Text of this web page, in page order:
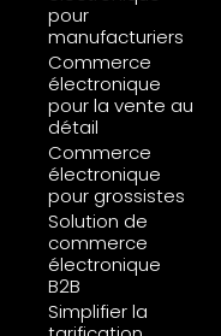
pour
manufacturiers
Commerce
électronique
pour la vente au
détail
Commerce
électronique
pour grossistes
Solution de
commerce
électronique
B2B
Simplifier la